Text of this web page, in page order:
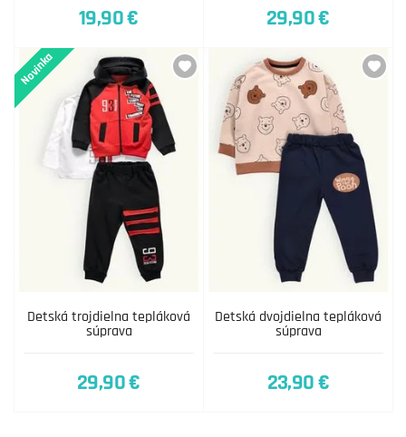
19,90 € 29,90 €
Detská trojdielna tepláková
súprava
Novinka
29,90 €
Detská dvojdielna tepláková
súprava
23,90 €